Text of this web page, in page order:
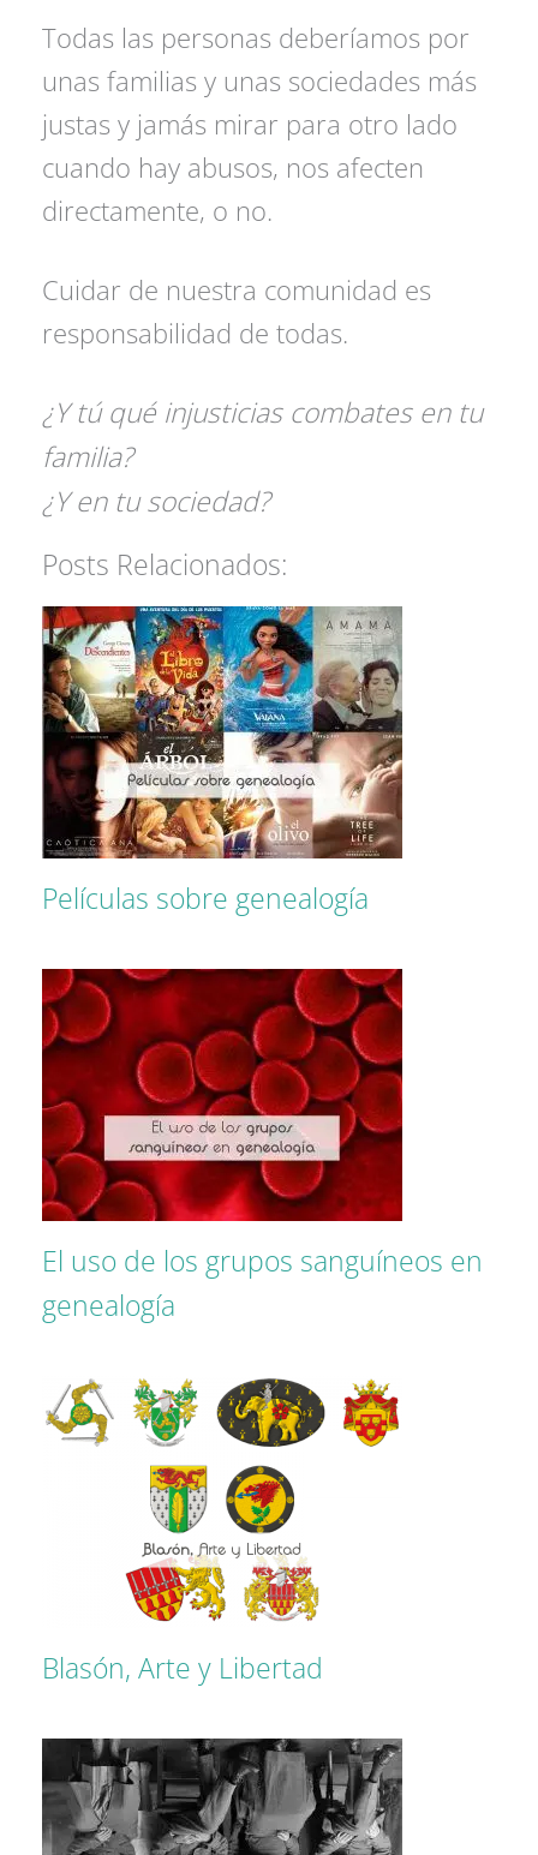
Todas las personas deberíamos por
unas familias y unas sociedades más
justas y jamás mirar para otro lado
cuando hay abusos, nos afecten
directamente, o no.
Cuidar de nuestra comunidad es
responsabilidad de todas.
¿Y tú qué injusticias combates en tu
familia?
¿Y en tu sociedad?
Posts Relacionados:
Películas sobre genealogía
El uso de los grupos sanguíneos en
genealogía
Blasón, Arte y Libertad